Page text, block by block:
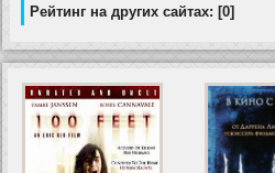
Рейтинг на других сайтах: [0]